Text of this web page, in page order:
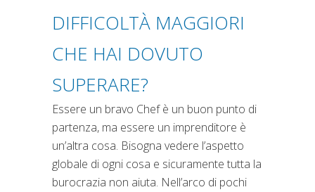
DIFFICOLTÀ MAGGIORI
CHE HAI DOVUTO
SUPERARE?
Essere un bravo Chef è un buon punto di
partenza, ma essere un imprenditore è
un’altra cosa. Bisogna vedere l’aspetto
globale di ogni cosa e sicuramente tutta la
burocrazia non aiuta. Nell’arco di pochi